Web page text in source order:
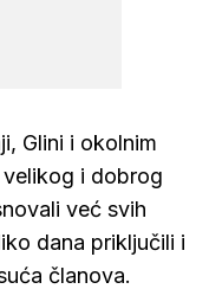
Glini i okolnim
i dobrog
već svih
dana priključili i
članova.